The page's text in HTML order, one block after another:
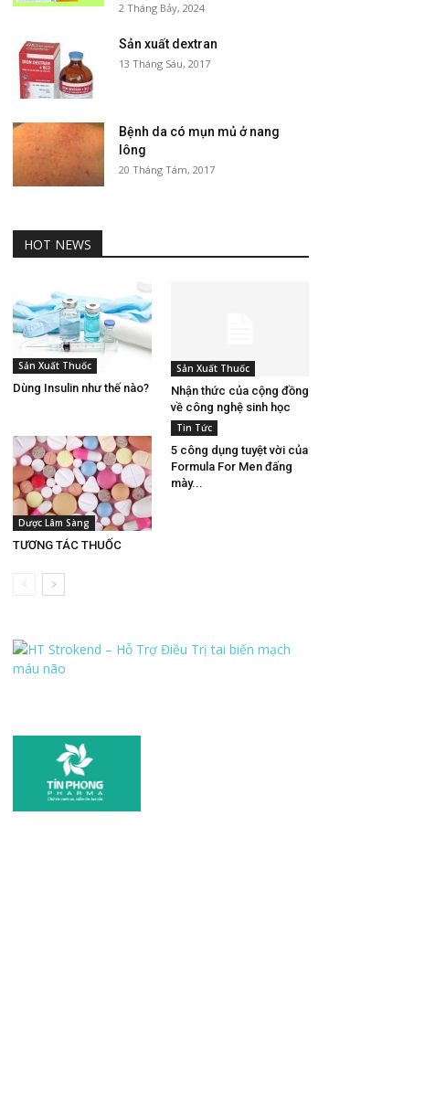
2 Tháng Bảy, 2024
Sản xuất dextran
13 Tháng Sáu, 2017
Bệnh da có mụn mủ ở nang
lông
20 Tháng Tám, 2017
HOT NEWS
Sản Xuất Thuốc
Dùng Insulin như thế nào?
Sản Xuất Thuốc
Nhận thức của cộng đồng
về công nghệ sinh học
Dược Lâm Sàng
TƯƠNG TÁC THUỐC
Tin Tức
5 công dụng tuyệt vời của
Formula For Men đấng
mày...